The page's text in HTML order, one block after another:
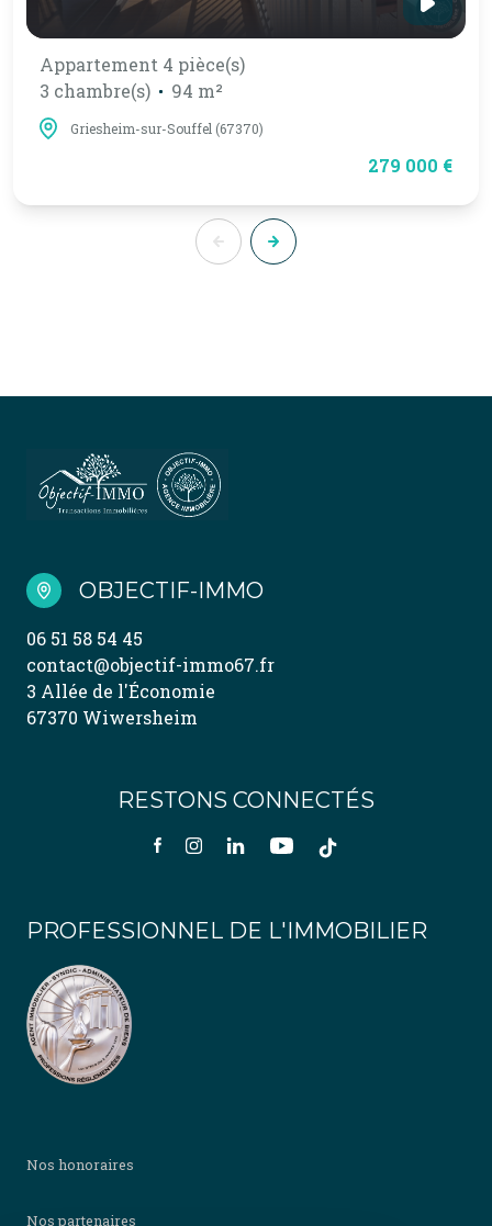
Appartement 4 pièce(s)
3 chambre(s)
94 m²
Griesheim-sur-Souffel (67370)
279 000 €
OBJECTIF-IMMO
06 51 58 54 45
contact@objectif-immo67.fr
3 Allée de l'Économie
67370 Wiwersheim
RESTONS CONNECTÉS
PROFESSIONNEL DE L'IMMOBILIER
Nos honoraires
Nos partenaires